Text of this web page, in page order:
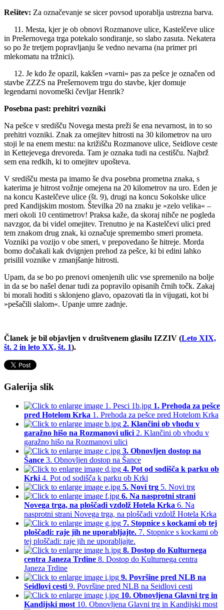
Rešitev: Za označevanje se sicer povsod uporablja ustrezna barva.
11. Mesta, kjer je ob obnovi Rozmanove ulice, Kastelčeve ulice
in Prešernovega trga potekalo sondiranje, so slabo zasuta. Nekatera
so po že tretjem popravljanju še vedno nevarna (na primer pri
mlekomatu na tržnici).
12. Je kdo že opazil, kakšen »varni« pas za pešce je označen od
stavbe ZZZS na Prešernovem trgu do stavbe, kjer domuje
legendarni novomeški čevljar Henrik?
Posebna past: prehitri vozniki
Na pešce v središču Novega mesta preži še ena nevarnost, in to so
prehitri vozniki. Znak za omejitev hitrosti na 30 kilometrov na uro
stoji le na enem mestu: na križišču Rozmanove ulice, Seidlove ceste
in Kettejevega drevoreda. Tam je oznaka tudi na cestišču. Najbrž
sem ena redkih, ki to omejitev upošteva.
V središču mesta pa imamo še dva posebna prometna znaka, s
katerima je hitrost vožnje omejena na 20 kilometrov na uro. Eden je
na koncu Kastelčeve ulice (št. 9), drugi na koncu Sokolske ulice
pred Kandijskim mostom. Številka 20 na znaku je »zelo velika« –
meri okoli 10 centimetrov! Praksa kaže, da skoraj nihče ne pogleda
navzgor, da bi videl omejitev. Trenutno je na Kastelčevi ulici pred
tem znakom drug znak, ki označuje spremembo smeri prometa.
Vozniki pa vozijo v obe smeri, v prepovedano še hitreje. Morda
bomo dočakali kak dvignjen prehod za pešce, ki bi edini lahko
prisilil voznike v zmanjšanje hitrosti.
Upam, da se bo po prenovi omenjenih ulic vse spremenilo na bolje
in da se bo našel denar tudi za popravilo opisanih črnih točk. Zakaj
bi morali hoditi s sklonjeno glavo, opazovati tla in vijugati, kot bi
»pešačili slalom«. Upanje umre zadnje.
Članek je bil objavljen v društvenem glasilu IZZIV (Leto XIX,
št. 2 in leto XX, št. 1).
Galerija slik
1. Prehoda za pešce
pred Hotelom Krka 1. Prehoda za pešce pred Hotelom Krka
2. Klančini ob vhodu v
garažno hišo na Rozmanovi ulici 2. Klančini ob vhodu v
garažno hišo na Rozmanovi ulici
3. Obnovljen dostop na
Šance 3. Obnovljen dostop na Šance
4. Pot od sodišča k parku ob
Krki 4. Pot od sodišča k parku ob Krki
5. Novi trg 5. Novi trg
6. Na nasprotni strani
Novega trga, na ploščadi vzdolž Hotela Krka 6. Na
nasprotni strani Novega trga, na ploščadi vzdolž Hotela Krka
7. Stopnice s kockami ob tej
ploščadi: raje jih ne uporabljajte. 7. Stopnice s kockami ob
tej ploščadi: raje jih ne uporabljajte.
8. Dostop do Kulturnega
centra Janeza Trdine 8. Dostop do Kulturnega centra
Janeza Trdine
9. Površine pred NLB na
Seidlovi cesti 9. Površine pred NLB na Seidlovi cesti
10. Obnovljena Glavni trg in
Kandijski most 10. Obnovljena Glavni trg in Kandijski most